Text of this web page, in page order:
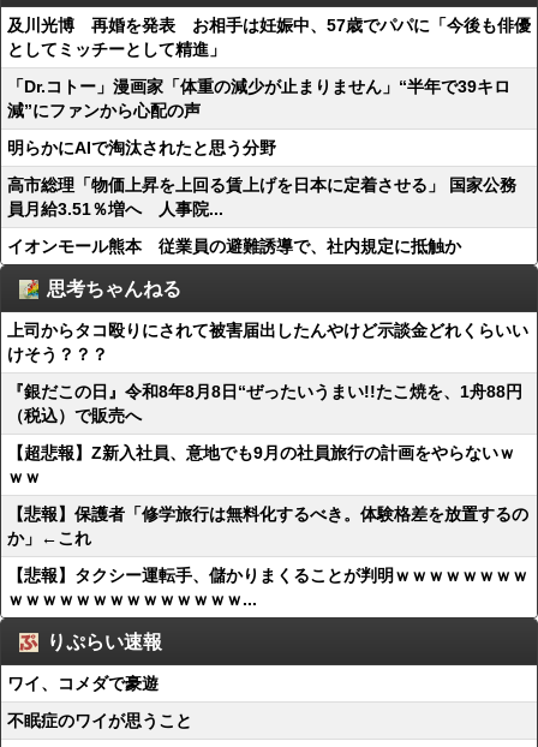
及川光博 再婚を発表 お相手は妊娠中、57歳でパパに「今後も俳優
としてミッチーとして精進」
「Dr.コトー」漫画家「体重の減少が止まりません」“半年で39キロ
減”にファンから心配の声
明らかにAIで淘汰されたと思う分野
高市総理「物価上昇を上回る賃上げを日本に定着させる」 国家公務
員月給3.51％増へ 人事院...
イオンモール熊本 従業員の避難誘導で、社内規定に抵触か
思考ちゃんねる
上司からタコ殴りにされて被害届出したんやけど示談金どれくらいい
けそう？？？
『銀だこの日』令和8年8月8日“ぜったいうまい!!たこ焼を、1舟88円
（税込）で販売へ
【超悲報】Z新入社員、意地でも9月の社員旅行の計画をやらないｗ
ｗｗ
【悲報】保護者「修学旅行は無料化するべき。体験格差を放置するの
か」←これ
【悲報】タクシー運転手、儲かりまくることが判明ｗｗｗｗｗｗｗｗ
ｗｗｗｗｗｗｗｗｗｗｗｗｗｗ...
りぷらい速報
ワイ、コメダで豪遊
不眠症のワイが思うこと